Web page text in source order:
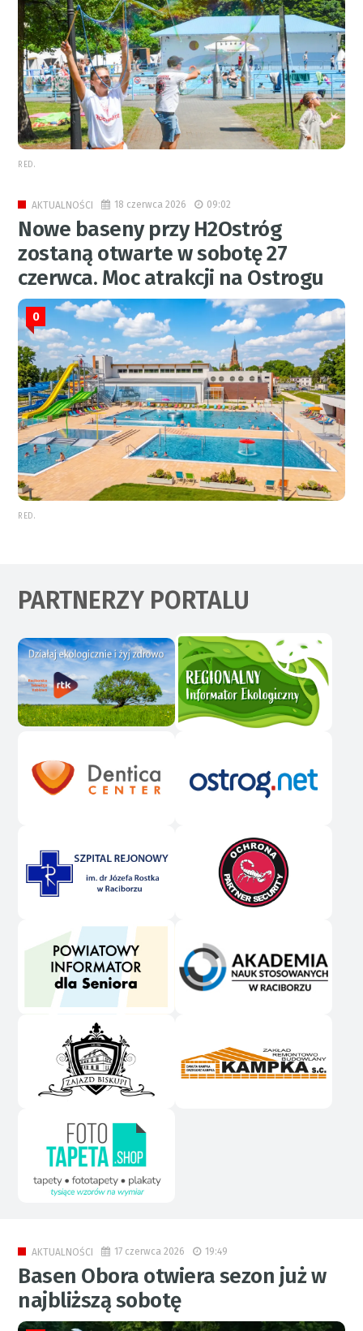
RED.
AKTUALNOŚCI 18 czerwca 2026 09:02
Nowe baseny przy H2Ostróg
zostaną otwarte w sobotę 27
czerwca. Moc atrakcji na Ostrogu
0
RED.
PARTNERZY PORTALU
AKTUALNOŚCI 17 czerwca 2026 19:49
Basen Obora otwiera sezon już w
najbliższą sobotę